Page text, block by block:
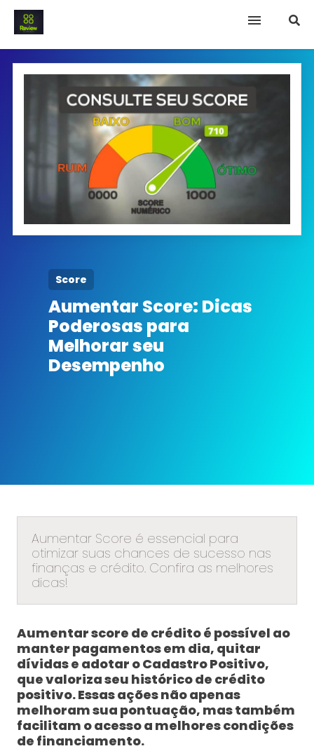
INICIO
Termo e Condições
Política Privacidade
SOBRE NÓS
Score
Aumentar Score: Dicas
Poderosas para
Melhorar seu
Desempenho
Aumentar Score é essencial para
otimizar suas chances de sucesso nas
finanças e crédito. Confira as melhores
dicas!
Aumentar score de crédito é possível ao
manter pagamentos em dia, quitar
dívidas e adotar o Cadastro Positivo,
que valoriza seu histórico de crédito
positivo. Essas ações não apenas
melhoram sua pontuação, mas também
facilitam o acesso a melhores condições
de financiamento.